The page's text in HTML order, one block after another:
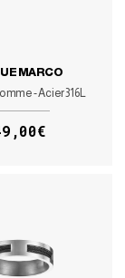
MARCO
- Acier 316L